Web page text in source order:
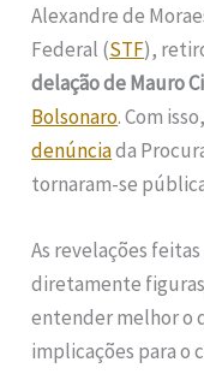
Alexandre de
Federal (STF),
delação de Mauro
Bolsonaro. Com
denúnciada
tornaram-se
As revelações
diretamente
entender melhor o
implicações para o